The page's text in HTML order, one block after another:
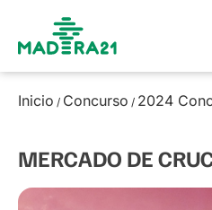
Inicio / Concurso / 2024
MERCADO DE